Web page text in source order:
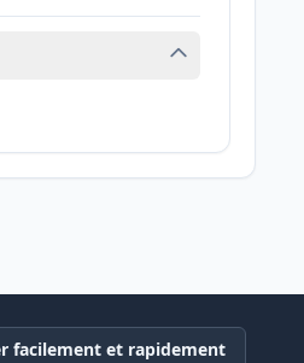
facilement et rapidement